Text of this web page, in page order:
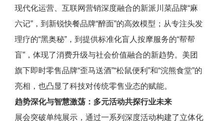
现代化运营、互联网营销深度融合的新派川菜品牌“麻
六记”，到新锐快餐品牌“醉面”的高效模型；从专注头发
理疗的“黑奥秘”，到提供标准化盲人按摩服务的“帮帮
盲”，体现了消费升级与社会价值融合的新趋势。美团
旗下即时零售品牌“歪马送酒”“松鼠便利”和“浣熊食堂”的
亮相，也凸显了科技对传统零售业态的赋能。
趋势深化与智慧激荡：多元活动共探行业未来
展会突破单纯展示，通过一系列深度活动构建了立体化